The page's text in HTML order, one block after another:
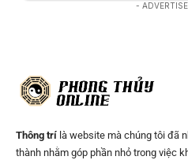
-
Thông trí là website mà chúng tôi đã
thành nhằm góp phần nhỏ trong việc